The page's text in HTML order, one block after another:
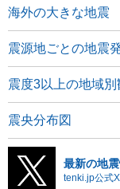
海外の大きな地震
震源地ごとの地震
震度3以上の地域別
震央分布図
最新の地
tenki.jp公式